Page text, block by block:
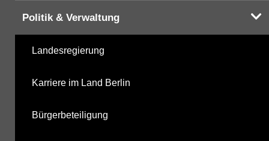
Politik & Verwaltung
Landesregierung
Karriere im Land Berlin
Bürgerbeteiligung